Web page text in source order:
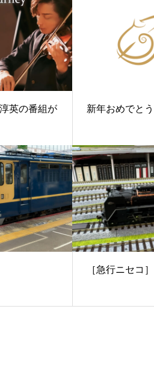
英の番組が
新年おめでと
［急行ニセコ］